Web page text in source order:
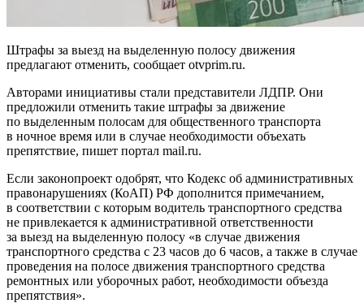
Штрафы за выезд на выделенную полосу движения
предлагают отменить, сообщает otvprim.ru.
Авторами инициативы стали представители ЛДПР. Они
предложили отменить такие штрафы за движение
по выделенным полосам для общественного транспорта
в ночное время или в случае необходимости объехать
препятствие, пишет портал mail.ru.
Если законопроект одобрят, что Кодекс об административных
правонарушениях (КоАП) РФ дополнится примечанием,
в соответствии с которым водитель транспортного средства
не привлекается к административной ответственности
за выезд на выделенную полосу «в случае движения
транспортного средства с 23 часов до 6 часов, а также в случае
проведения на полосе движения транспортного средства
ремонтных или уборочных работ, необходимости объезда
препятствия».